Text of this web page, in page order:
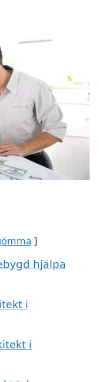
hjälpa
i
i